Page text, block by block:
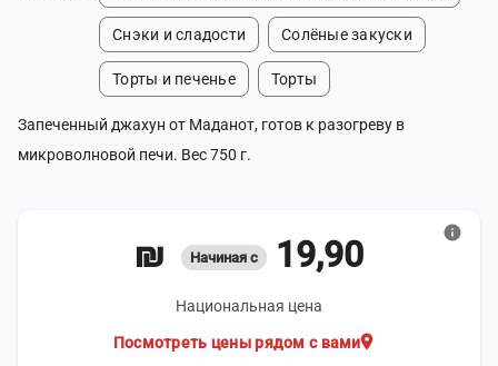
Снэки и сладости Солёные закуски
Торты и печенье Торты
Запеченный джахун от Маданот, готов к разогреву в
микроволновой печи. Вес 750 г.
Начиная с 19,90 ₪
Национальная цена
location_on
Посмотреть цены рядом с вами
info